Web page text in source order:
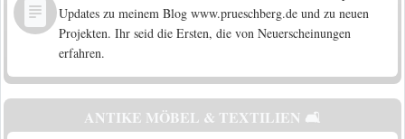
Updates zu meinem Blog www.prueschberg.de und zu neuen
Projekten. Ihr seid die Ersten, die von Neuerscheinungen
erfahren.
ANTIKE MÖBEL & TEXTILIEN 🛋️